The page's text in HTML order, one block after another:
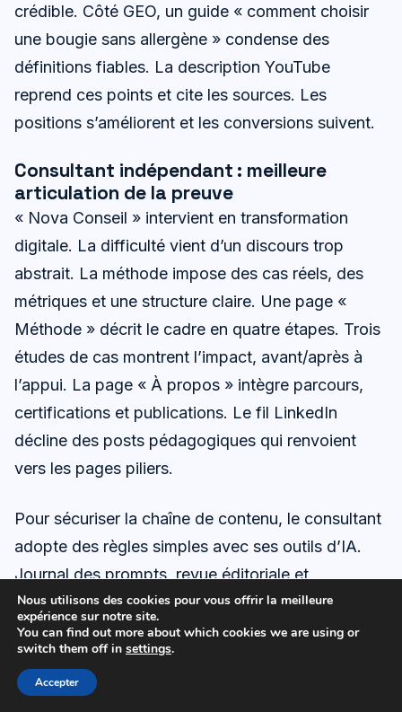
crédible. Côté GEO, un guide « comment choisir
une bougie sans allergène » condense des
définitions fiables. La description YouTube
reprend ces points et cite les sources. Les
positions s’améliorent et les conversions suivent.
Consultant indépendant : meilleure
articulation de la preuve
« Nova Conseil » intervient en transformation
digitale. La difficulté vient d’un discours trop
abstrait. La méthode impose des cas réels, des
métriques et une structure claire. Une page «
Méthode » décrit le cadre en quatre étapes. Trois
études de cas montrent l’impact, avant/après à
l’appui. La page « À propos » intègre parcours,
certifications et publications. Le fil LinkedIn
décline des posts pédagogiques qui renvoient
vers les pages piliers.
Pour sécuriser la chaîne de contenu, le consultant
adopte des règles simples avec ses outils d’IA.
Journal des prompts, revue éditoriale et
vérification des sources. Cette discipline réduit les
risques de fuite ou d’erreurs, en ligne avec les
signaux partagés autour de l’
premiers résultats tombent : demandes entrantes
Nous utilisons des cookies pour vous offrir la meilleure
expérience sur notre site.
You can find out more about which cookies we are using or
switch them off in settings.
Accepter